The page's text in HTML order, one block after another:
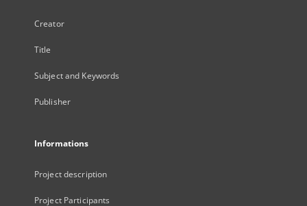
Creator
Title
Subject and Keywords
Publisher
Informations
Project description
Project Participants